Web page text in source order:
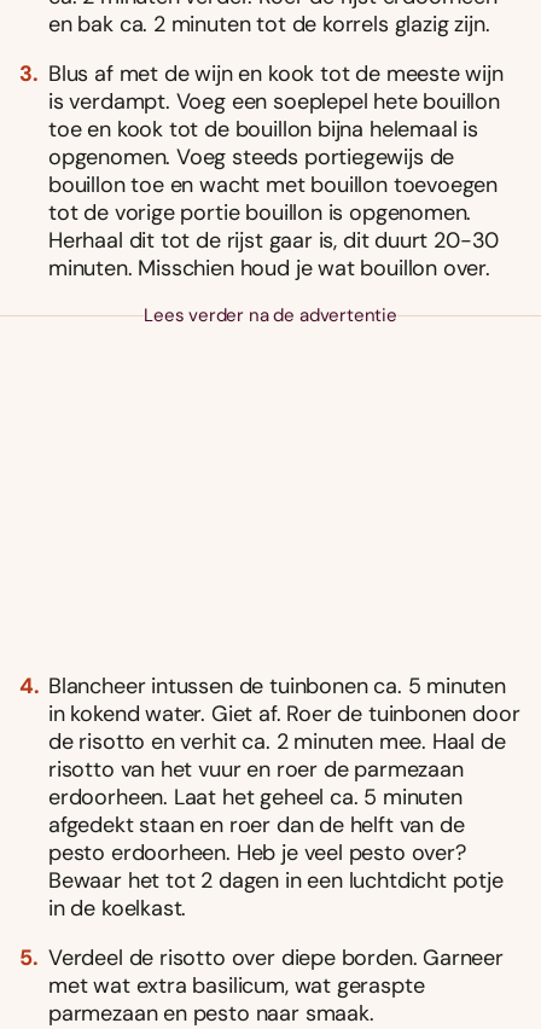
en bak ca. 2 minuten tot de korrels glazig zijn.
Blus af met de wijn en kook tot de meeste wijn
is verdampt. Voeg een soeplepel hete bouillon
toe en kook tot de bouillon bijna helemaal is
opgenomen. Voeg steeds portiegewijs de
bouillon toe en wacht met bouillon toevoegen
tot de vorige portie bouillon is opgenomen.
Herhaal dit tot de rijst gaar is, dit duurt 20-30
minuten. Misschien houd je wat bouillon over.
Lees verder na de advertentie
Blancheer intussen de tuinbonen ca. 5 minuten
in kokend water. Giet af. Roer de tuinbonen door
de risotto en verhit ca. 2 minuten mee. Haal de
risotto van het vuur en roer de parmezaan
erdoorheen. Laat het geheel ca. 5 minuten
afgedekt staan en roer dan de helft van de
pesto erdoorheen. Heb je veel pesto over?
Bewaar het tot 2 dagen in een luchtdicht potje
in de koelkast.
Verdeel de risotto over diepe borden. Garneer
met wat extra basilicum, wat geraspte
parmezaan en pesto naar smaak.